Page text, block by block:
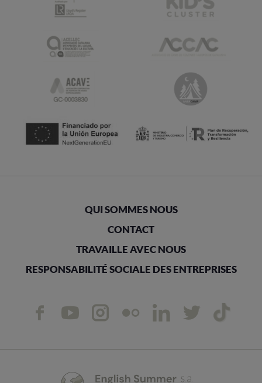
QUI SOMMES NOUS
CONTACT
TRAVAILLE AVEC NOUS
RESPONSABILITÉ SOCIALE DES ENTREPRISES